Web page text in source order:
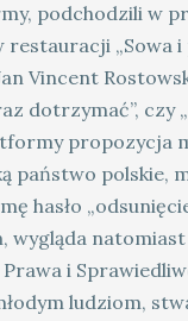
podchodzili w
restauracji „Sowa
Vincent
dotrzymać”,
propozycja
państwo polskie,
hasło
wygląda
i
ludziom,